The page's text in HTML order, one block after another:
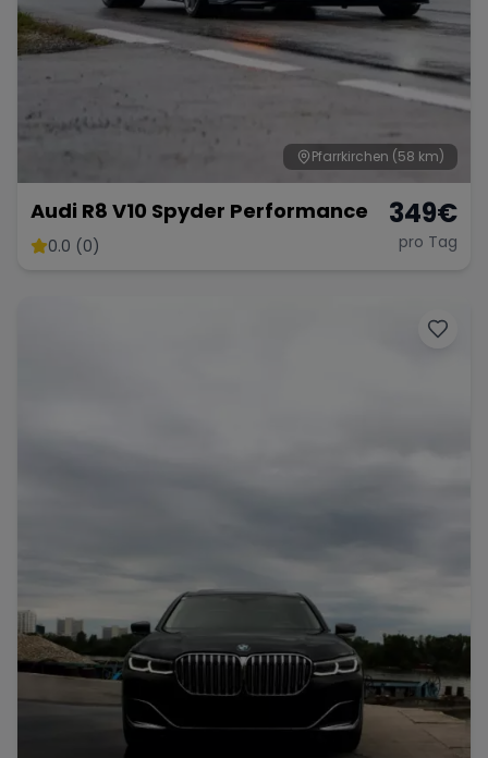
Bugatti Lotus Maserati
Pfarrkirchen (58 km)
Audi R8 V10 Spyder Performance
0.0 (0)
349€
pro Tag